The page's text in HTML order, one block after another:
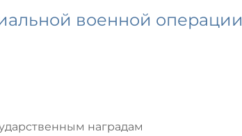
военной операции
наградам